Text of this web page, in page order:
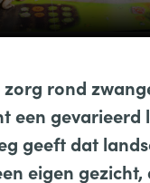
rond
een gevarieerd
geeft dat
eigen gezicht,